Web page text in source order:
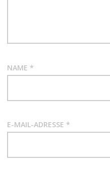
NAME *
E-MAIL-ADRESSE *